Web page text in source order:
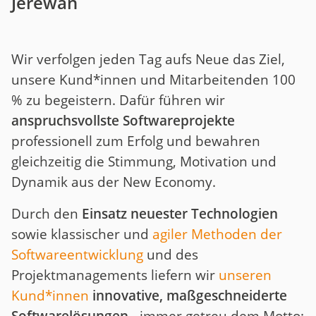
Wir verfolgen jeden Tag aufs Neue das Ziel,
unsere Kund*innen und Mitarbeitenden 100
% zu begeistern. Dafür führen wir
anspruchsvollste Softwareprojekte
professionell zum Erfolg und bewahren
gleichzeitig die Stimmung, Motivation und
Dynamik aus der New Economy.
Durch den Einsatz neuester Technologien
sowie klassischer und agiler Methoden der
Softwareentwicklung und des
Projektmanagements liefern wir unseren
Kund*innen innovative, maßgeschneiderte